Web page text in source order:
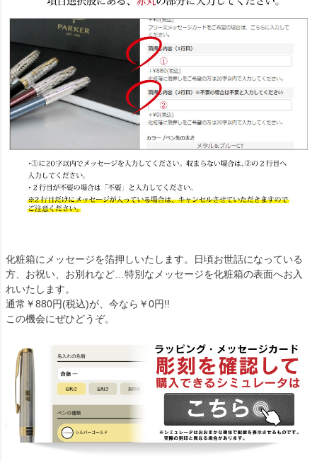
化粧箱にメッセージを箔押しいたします。日頃お世話になっている
方、お祝い、お別れなど…特別なメッセージを化粧箱の表面へお入
れいたします。
通常￥880円(税込)が、今なら￥0円!!
この機会にぜひどうぞ。